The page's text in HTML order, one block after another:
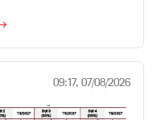
09:17, 07/08/2026